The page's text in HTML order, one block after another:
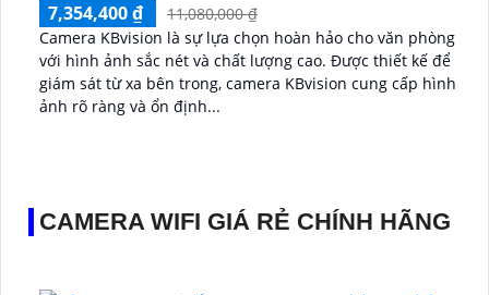
7,354,400 ₫
11,080,000 ₫
Camera KBvision là sự lựa chọn hoàn hảo cho văn phòng
với hình ảnh sắc nét và chất lượng cao. Được thiết kế để
giám sát từ xa bên trong, camera KBvision cung cấp hình
ảnh rõ ràng và ổn định...
CAMERA WIFI GIÁ RẺ CHÍNH HÃNG